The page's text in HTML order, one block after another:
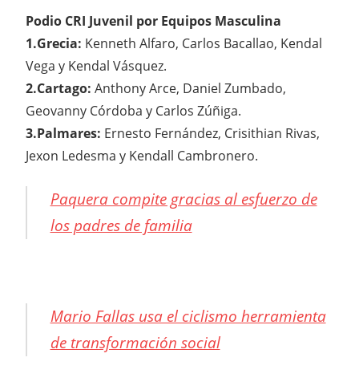
Podio CRI Juvenil por Equipos Masculina
1.Grecia: Kenneth Alfaro, Carlos Bacallao, Kendal
Vega y Kendal Vásquez.
2.Cartago: Anthony Arce, Daniel Zumbado,
Geovanny Córdoba y Carlos Zúñiga.
3.Palmares: Ernesto Fernández, Crisithian Rivas,
Jexon Ledesma y Kendall Cambronero.
Paquera compite gracias al esfuerzo de
los padres de familia
Mario Fallas usa el ciclismo herramienta
de transformación social